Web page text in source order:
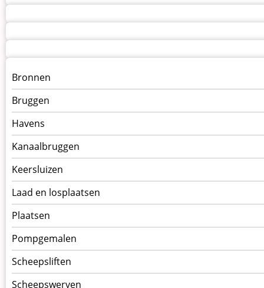
Menu
kunstwerken
op
kunstwerkpagina
Bronnen
Bruggen
Havens
Kanaalbruggen
Keersluizen
Laad en losplaatsen
Plaatsen
Pompgemalen
Scheepsliften
Scheepswerven